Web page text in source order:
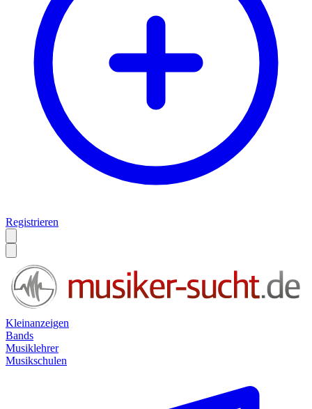
Registrieren
Kleinanzeigen
Bands
Musiklehrer
Musikschulen